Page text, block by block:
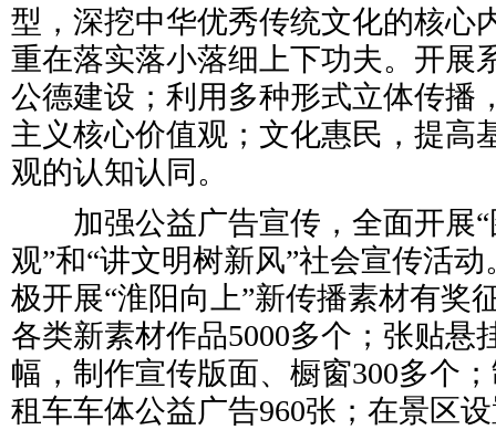
型，深挖中华优秀传统文化的核心
重在落实落小落细上下功夫。开展
公德建设；利用多种形式立体传播
主义核心价值观；文化惠民，提高
观的认知认同。
加强公益广告宣传，全面开展“
观”和“讲文明树新风”社会宣传活
极开展“淮阳向上”新传播素材有奖
各类新素材作品5000多个；张贴悬
幅，制作宣传版面、橱窗300多个
租车车体公益广告960张；在景区